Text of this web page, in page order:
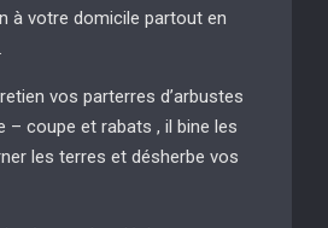
à votre domicile partout en
vos parterres d’arbustes
– coupe et rabats , il bine les
les terres et désherbe vos